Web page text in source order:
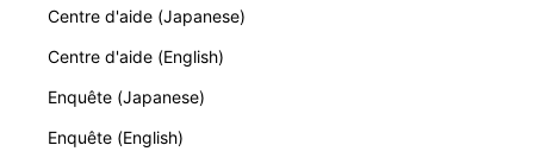
Centre d'aide (Japanese)
Centre d'aide (English)
Enquête (Japanese)
Enquête (English)